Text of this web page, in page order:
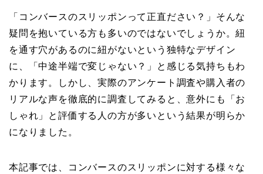
「コンバースのスリッポンって正直ださい？」そんな
疑問を抱いている方も多いのではないでしょうか。紐
を通す穴があるのに紐がないという独特なデザイン
に、「中途半端で変じゃない？」と感じる気持ちもわ
かります。しかし、実際のアンケート調査や購入者の
リアルな声を徹底的に調査してみると、意外にも「お
しゃれ」と評価する人の方が多いという結果が明らか
になりました。
本記事では、コンバースのスリッポンに対する様々な